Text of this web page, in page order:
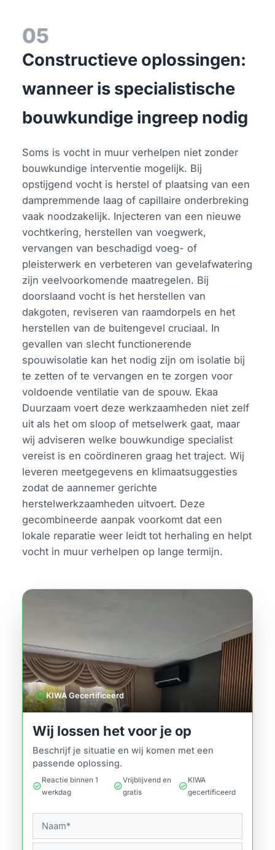
05
Constructieve oplossingen:
wanneer is specialistische
bouwkundige ingreep nodig
Soms is vocht in muur verhelpen niet zonder
bouwkundige interventie mogelijk. Bij
opstijgend vocht is herstel of plaatsing van een
dampremmende laag of capillaire onderbreking
vaak noodzakelijk. Injecteren van een nieuwe
vochtkering, herstellen van voegwerk,
vervangen van beschadigd voeg- of
pleisterwerk en verbeteren van gevelafwatering
zijn veelvoorkomende maatregelen. Bij
doorslaand vocht is het herstellen van
dakgoten, reviseren van raamdorpels en het
herstellen van de buitengevel cruciaal. In
gevallen van slecht functionerende
spouwisolatie kan het nodig zijn om isolatie bij
te zetten of te vervangen en te zorgen voor
voldoende ventilatie van de spouw. Ekaa
Duurzaam voert deze werkzaamheden niet zelf
uit als het om sloop of metselwerk gaat, maar
wij adviseren welke bouwkundige specialist
vereist is en coördineren graag het traject. Wij
leveren meetgegevens en klimaatsuggesties
zodat de aannemer gerichte
herstelwerkzaamheden uitvoert. Deze
gecombineerde aanpak voorkomt dat een
lokale reparatie weer leidt tot herhaling en helpt
vocht in muur verhelpen op lange termijn.
verifiedKIWA Gecertificeerd
Wij lossen het voor je op
Beschrijf je situatie en wij komen met een
passende oplossing.
check_circle
Reactie binnen 1
werkdag
check_circle
Vrijblijvend en
gratis
check_circle
KIWA
gecertificeerd